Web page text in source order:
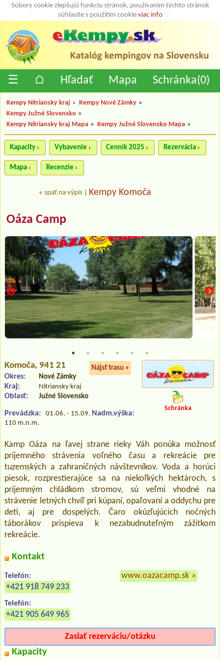
Súbory cookie zlepšujú funkciu stránok, používaním týchto stránok
súhlasíte s použitím cookie viac info
☰ ⌂ Hľadať Mapa Schránka(0)
Kempy Nitriansky kraj » Kempy Nové Zámky »
Kempy Južné Slovensko »
Kempy Nitriansky kraj Mapa » Kempy Južné Slovensko Mapa »
Kapacity Vybavenie Cenník 2025 Rezervácia
Mapa Recenzie
« späť na výpis Kempy Komoča
Oáza Camp
Komoča, 941 21 Nájsť trasu »
Okres: Nové Zámky
Kraj: Nitriansky kraj
Oblasť: Južné Slovensko
Prevádzka: 01.06. - 15.09. Nadm.výška:
110 m.n.m.
Schránka
Kamp Oáza na ľavej strane rieky Váh ponúka možnosť
príjemného strávenia voľného času a rekreácie pre
tuzemských a zahraničných návštevníkov. Voda a horúci
piesok, rozprestierajúce sa na niekoľkých hektároch, s
príjemným chládkom stromov, sú veľmi vhodné na
strávenie letných chvíľ pri kúpaní, opaľovaní a oddychu pre
deti, aj pre dospelých. Čaro okúzľujúcich nočných
táborákov prispieva k nezabudnuteľným zážitkom
rekreácie.
Kontakt
Telefón:
+421 918 749 233
Telefón:
+421 905 649 965
www.oazacamp.sk »
Zaslať rezerváciu/otázku
Kapacity